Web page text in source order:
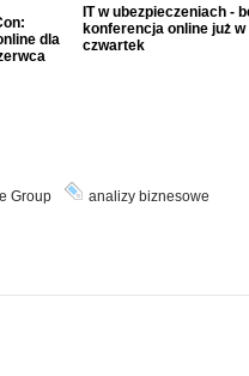
dla
IT w ubezpieczeniach -
konferencja online już w
czwartek
Group analizy biznesowe